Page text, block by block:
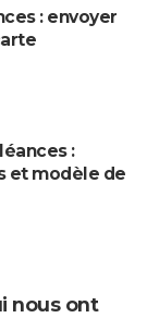
: envoyer
:
et modèle de
nous ont